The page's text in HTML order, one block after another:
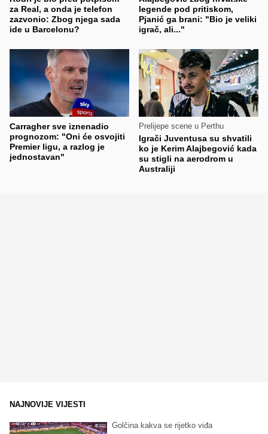
za Real, a onda je telefon
zazvonio: Zbog njega sada
ide u Barcelonu?
legende pod pritiskom,
Pjanić ga brani: "Bio je veliki
igrač, ali..."
Carragher sve iznenadio
prognozom: "Oni će osvojiti
Premier ligu, a razlog je
jednostavan"
Prelijepe scene u Perthu
Igrači Juventusa su shvatili
ko je Kerim Alajbegović kada
su stigli na aerodrom u
Australiji
NAJNOVIJE VIJESTI
Golčina kakva se rijetko viđa